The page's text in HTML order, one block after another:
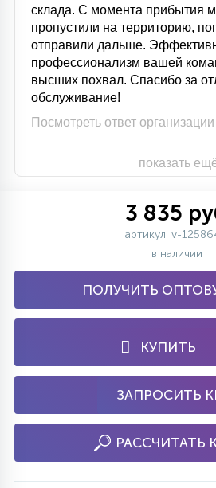
склада. С момента прибытия
пропустили на территорию,
отправили дальше.
профессионализм вашей
высших похвал. Спасибо за
обслуживание!
Посмотреть ответ организации
показать
3 835
артикул: v-
в наличии
ПОЛУЧИТЬ
КУПИТЬ
ЗАПРОСИТЬ
РАССЧИТАТЬ